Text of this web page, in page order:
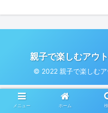
親子で楽しむアウ
© 2022 親子で楽しむ
メニュー ホーム